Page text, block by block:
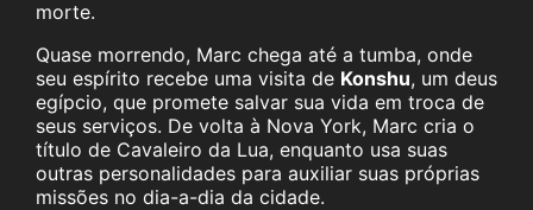
morte.
Quase morrendo, Marc chega até a tumba, onde
seu espírito recebe uma visita de Konshu, um deus
egípcio, que promete salvar sua vida em troca de
seus serviços. De volta à Nova York, Marc cria o
título de Cavaleiro da Lua, enquanto usa suas
outras personalidades para auxiliar suas próprias
missões no dia-a-dia da cidade.